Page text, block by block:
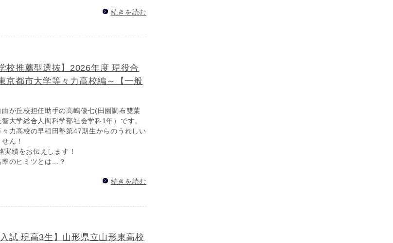
続きを読む
校推薦型選抜】2026年度 現役合
京都市大学等々力高校編～【一般
由が丘校担任助手の高嶋優七(田園調布雙葉
大学総合人間科学部社会学科1年）です。
力高校の早稲田塾第47期生からのうれしい
ん！
実績をお伝えします！
のヒミツとは...？
続きを読む
入試 現高3生】山形県立山形東高校